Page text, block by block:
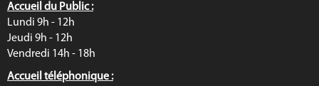
Accueil du Public :
Lundi 9h - 12h
Jeudi 9h - 12h
Vendredi 14h - 18h
Accueil téléphonique :